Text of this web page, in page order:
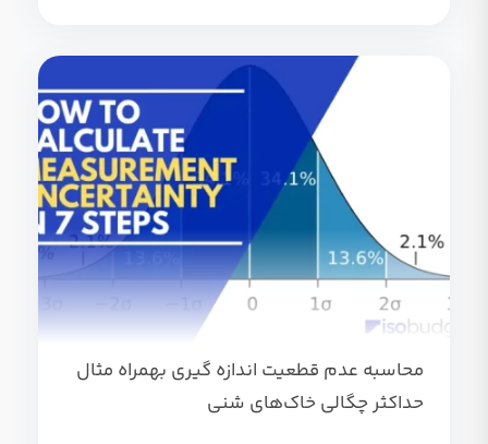
محاسبه عدم قطعیت اندازه گیری بهمراه مثال
حداکثر چگالی خاک‌های شنی